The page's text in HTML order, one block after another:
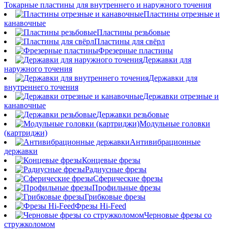
Токарные пластины для внутреннего и наружного точения
Пластины отрезные и
канавочные
Пластины резьбовые
Пластины для свёрл
Фрезерные пластины
Державки для
наружного точения
Державки для
внутреннего точения
Державки отрезные и
канавочные
Державки резьбовые
Модульные головки
(картриджи)
Антивибрационные
державки
Концевые фрезы
Радиусные фрезы
Сферические фрезы
Профильные фрезы
Грибковые фрезы
Фрезы Hi-Feed
Черновые фрезы со
стружколомом